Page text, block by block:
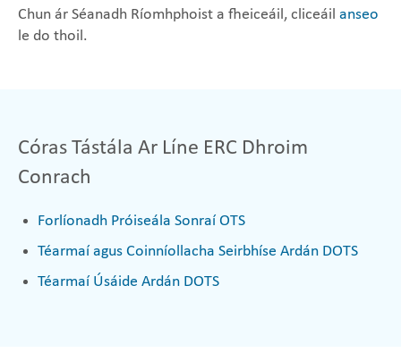
Chun ár Séanadh Ríomhphoist a fheiceáil, cliceáil anseo
le do thoil.
Córas Tástála Ar Líne ERC Dhroim
Conrach
Forlíonadh Próiseála Sonraí OTS
Téarmaí agus Coinníollacha Seirbhíse Ardán DOTS
Téarmaí Úsáide Ardán DOTS